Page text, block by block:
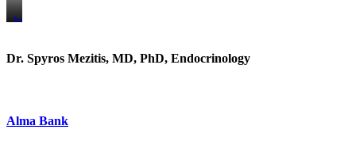
https://www.unitedbrothersfruitmarkets.com/
https://www.unitedbrothersfruitmarkets.com/
Dr. Spyros Mezitis, MD, PhD, Endocrinology
Alma Bank